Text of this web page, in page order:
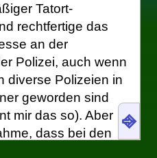
Report 2024
und Menschenrechte in
von Peter von Auer
anderen, Fischer 2024.
eine breite
aktiven
den
enthält, numerisch
Tatort-
rechtfertige das
an der
Polizei, auch wenn
diverse Polizeien in
geworden sind
mir das so). Aber
dass bei den
⎆